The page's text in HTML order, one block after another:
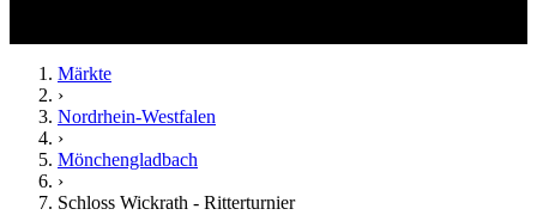
Märkte
›
Nordrhein-Westfalen
›
Mönchengladbach
›
Schloss Wickrath - Ritterturnier